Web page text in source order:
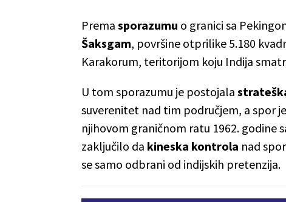
Prema sporazumu o granici sa
Šaksgam, površine otprilike 5.180
Karakorum, teritorijom koju Indija
U tom sporazumu je postojala
suverenitet nad tim područjem, a spor
njihovom graničnom ratu 1962. godine
zaključilo da kineska kontrola nad
se samo odbrani od indijskih pretenzija.